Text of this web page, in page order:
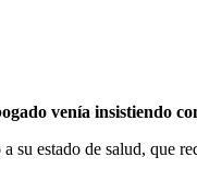
venía insistiendo
estado de salud, que